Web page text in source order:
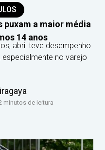
puxam a maior média
14 anos
abril teve desempenho
no varejo
minutos de leitura